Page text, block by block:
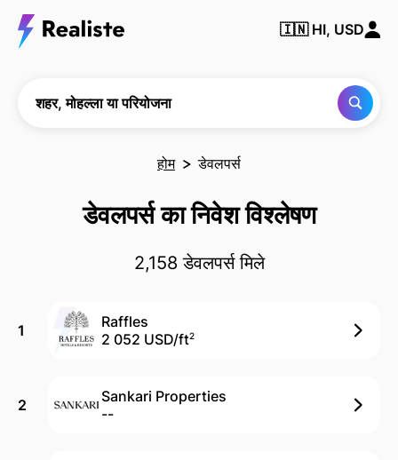
🇮🇳 HI, USD
शहर, मोहल्ला या परियोजना
होम डेवलपर्स
डेवलपर्स का निवेश विश्लेषण
2,158 डेवलपर्स मिले
1
Raffles
2 052 USD/ft2
2
Sankari Properties
--